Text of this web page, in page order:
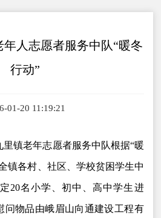
人志愿者服务中队“暖冬
行动”
01-20 11:19:21
里镇老年志愿者服务中队根据“暖
镇各村、社区、学校贫困学生中
20名小学、初中、高中学生进
问物品由峨眉山向通建设工程有